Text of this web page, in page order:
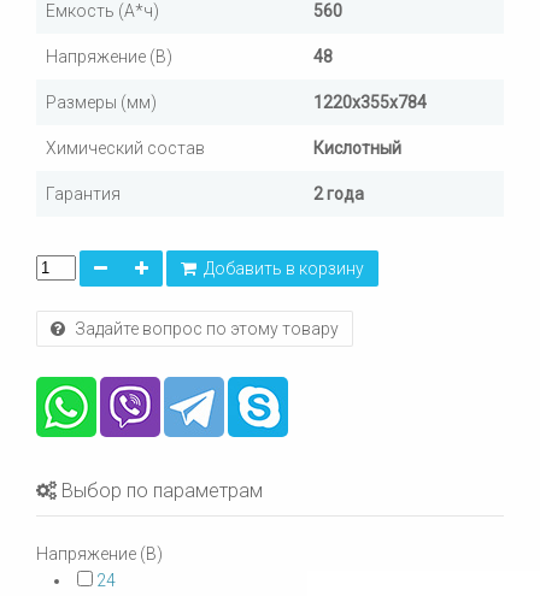
Емкость (А*ч) 560
Напряжение (В) 48
Размеры (мм) 1220х355х784
Химический состав Кислотный
Гарантия 2 года
Добавить в корзину
Задайте вопрос по этому товару
Выбор по параметрам
Напряжение (В)
24